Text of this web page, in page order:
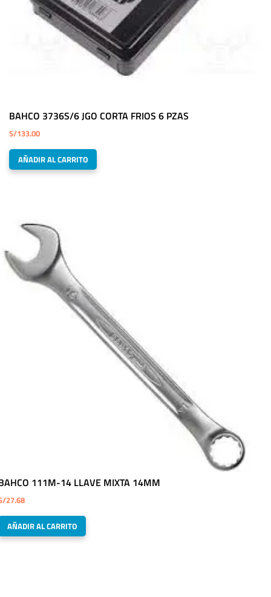
BAHCO 3736S/6 JGO CORTA FRIOS 6 PZAS
S/133.00
AÑADIR AL CARRITO
111M-14 LLAVE MIXTA 14MM
27.68
AÑADIR AL CARRITO